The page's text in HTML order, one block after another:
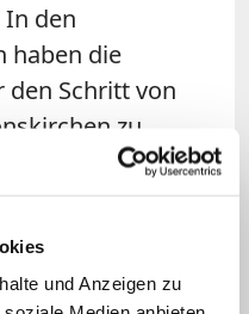
und Anzeigen zu
den
haben die
den Schritt von
zu
mit meist
und